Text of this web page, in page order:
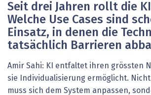
Seit drei Jahren rollt die
Welche Use Cases sind
Einsatz, in denen die
tatsächlich Barrieren
Amir Sahi: KI entfaltet ihren grössten
sie Individualisierung ermöglicht.
muss sich dem System anpassen,